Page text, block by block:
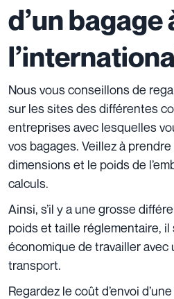
d’un bagage
Nous vous conseillons de
sur les sites des différentes
entreprises avec lesquelles
vos bagages. Veillez à
dimensions et le poids de
calculs.
Ainsi, s’il y a une grosse
poids et taille réglementaire, il
économique de travailler
transport.
Regardez le coût d’envoi